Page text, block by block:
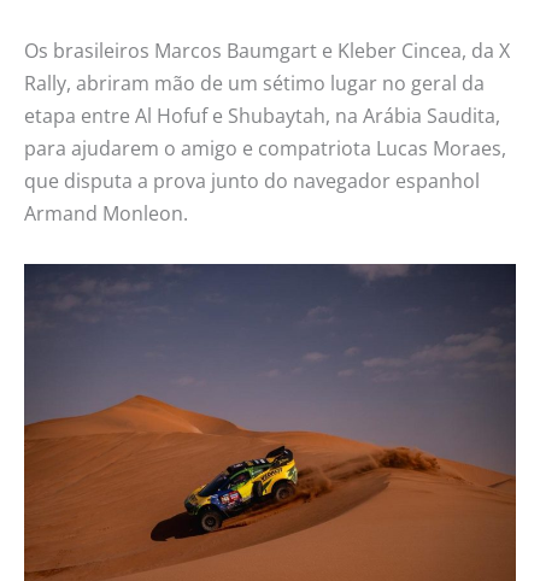
Os brasileiros Marcos Baumgart e Kleber Cincea, da X
Rally, abriram mão de um sétimo lugar no geral da
etapa entre Al Hofuf e Shubaytah, na Arábia Saudita,
para ajudarem o amigo e compatriota Lucas Moraes,
que disputa a prova junto do navegador espanhol
Armand Monleon.